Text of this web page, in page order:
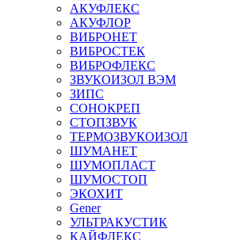
АКУФЛЕКС
АКУФЛОР
ВИБРОНЕТ
ВИБРОСТЕК
ВИБРОФЛЕКС
ЗВУКОИЗОЛ ВЭМ
ЗИПС
СОНОКРЕП
СТОПЗВУК
ТЕРМОЗВУКОИЗОЛ
ШУМАНЕТ
ШУМОПЛАСТ
ШУМОСТОП
ЭКОХИТ
Gener
УЛЬТРАКУСТИК
КАЙФЛЕКС